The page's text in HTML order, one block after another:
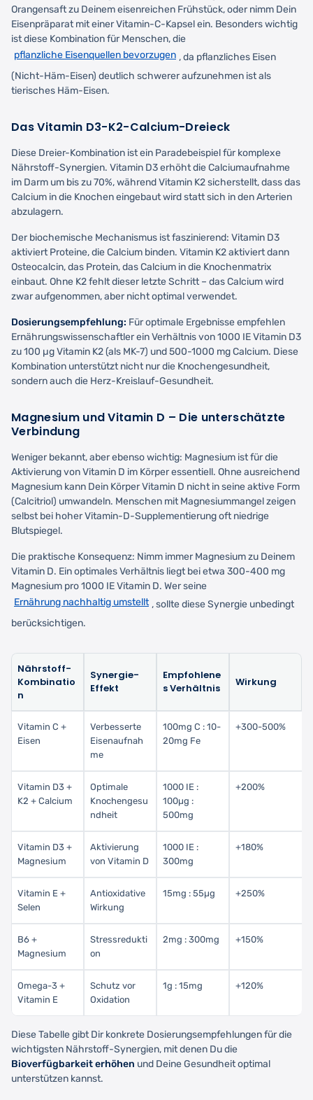
Orangensaft zu Deinem eisenreichen Frühstück, oder nimm Dein
Eisenpräparat mit einer Vitamin-C-Kapsel ein. Besonders wichtig
ist diese Kombination für Menschen, die
pflanzliche Eisenquellen bevorzugen , da pflanzliches Eisen
(Nicht-Häm-Eisen) deutlich schwerer aufzunehmen ist als
tierisches Häm-Eisen.
Das Vitamin D3-K2-Calcium-Dreieck
Diese Dreier-Kombination ist ein Paradebeispiel für komplexe
Nährstoff-Synergien. Vitamin D3 erhöht die Calciumaufnahme
im Darm um bis zu 70%, während Vitamin K2 sicherstellt, dass das
Calcium in die Knochen eingebaut wird statt sich in den Arterien
abzulagern.
Der biochemische Mechanismus ist faszinierend: Vitamin D3
aktiviert Proteine, die Calcium binden. Vitamin K2 aktiviert dann
Osteocalcin, das Protein, das Calcium in die Knochenmatrix
einbaut. Ohne K2 fehlt dieser letzte Schritt – das Calcium wird
zwar aufgenommen, aber nicht optimal verwendet.
Dosierungsempfehlung: Für optimale Ergebnisse empfehlen
Ernährungswissenschaftler ein Verhältnis von 1000 IE Vitamin D3
zu 100 µg Vitamin K2 (als MK-7) und 500-1000 mg Calcium. Diese
Kombination unterstützt nicht nur die Knochengesundheit,
sondern auch die Herz-Kreislauf-Gesundheit.
Magnesium und Vitamin D – Die unterschätzte
Verbindung
Weniger bekannt, aber ebenso wichtig: Magnesium ist für die
Aktivierung von Vitamin D im Körper essentiell. Ohne ausreichend
Magnesium kann Dein Körper Vitamin D nicht in seine aktive Form
(Calcitriol) umwandeln. Menschen mit Magnesiummangel zeigen
selbst bei hoher Vitamin-D-Supplementierung oft niedrige
Blutspiegel.
Die praktische Konsequenz: Nimm immer Magnesium zu Deinem
Vitamin D. Ein optimales Verhältnis liegt bei etwa 300-400 mg
Magnesium pro 1000 IE Vitamin D. Wer seine
Ernährung nachhaltig umstellt , sollte diese Synergie unbedingt
berücksichtigen.
Nährstoff-
Kombinatio
n
Synergie-
Effekt
Empfohlene
s Verhältnis
Wirkung
Vitamin C +
Eisen
Verbesserte
Eisenaufnah
me
100mg C : 10-
20mg Fe
+300-500%
Vitamin D3 +
K2 + Calcium
Optimale
Knochengesu
ndheit
1000 IE :
100µg :
500mg
+200%
Vitamin D3 +
Magnesium
Aktivierung
von Vitamin D
1000 IE :
300mg
+180%
Vitamin E +
Selen
Antioxidative
Wirkung
15mg : 55µg +250%
B6 +
Magnesium
Stressredukti
on
2mg : 300mg +150%
Omega-3 +
Vitamin E
Schutz vor
Oxidation
1g : 15mg +120%
Diese Tabelle gibt Dir konkrete Dosierungsempfehlungen für die
wichtigsten Nährstoff-Synergien, mit denen Du die
Bioverfügbarkeit erhöhen und Deine Gesundheit optimal
unterstützen kannst.